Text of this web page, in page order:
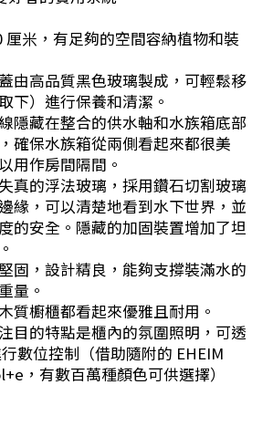
厘米，有足夠的空間容納植物和裝
由高品質黑色玻璃製成，可輕鬆移
下）進行保養和清潔。
隱藏在整合的供水軸和水族箱底部
確保水族箱從兩側看起來都很美
用作房間隔間。
真的浮法玻璃，採用鑽石切割玻璃
緣，可以清楚地看到水下世界，並
的安全。隱藏的加固裝置增加了坦
固，設計精良，能夠支撐裝滿水的
量。
質櫥櫃都看起來優雅且耐用。
目的特點是櫃內的氛圍照明，可透
數位控制（借助隨附的 EHEIM
，有數百萬種顏色可供選擇）